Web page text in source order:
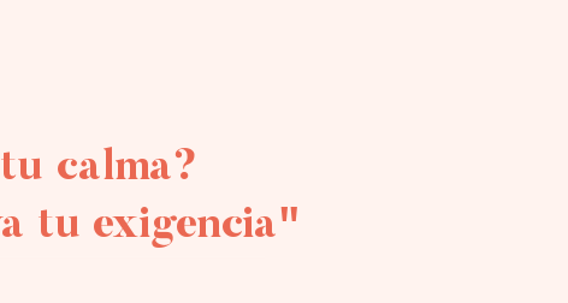
calma?
tu exigencia"